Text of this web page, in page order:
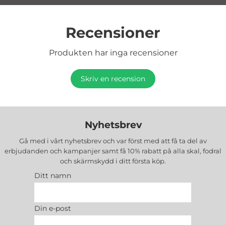
Recensioner
Produkten har inga recensioner
Skriv en recension
Nyhetsbrev
Gå med i vårt nyhetsbrev och var först med att få ta del av
erbjudanden och kampanjer samt få 10% rabatt på alla skal, fodral
och skärmskydd i ditt första köp.
Ditt namn
Din e-post